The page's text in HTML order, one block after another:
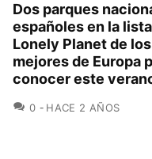
Dos parques
españoles en la lista
Lonely Planet de
mejores de Europa
conocer este
0 COMENTARIOS
HACE 2 AÑOS